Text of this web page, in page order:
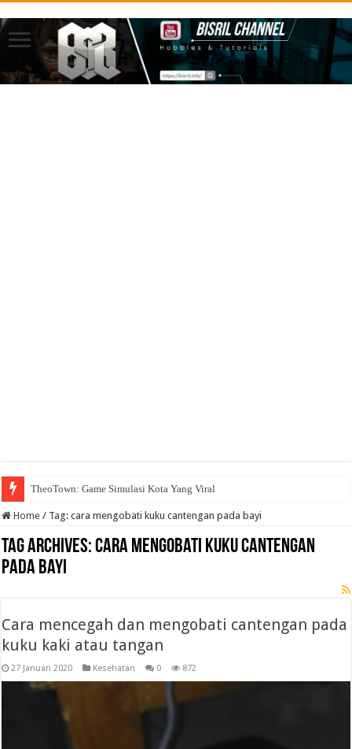
TheoTown: Game Simulasi Kota Yang Viral
Home / Tag:cara mengobati kuku cantengan pada bayi
Tag Archives:cara mengobati kuku cantengan
pada bayi
Cara mencegah dan mengobati cantengan pada
kuku kaki atau tangan
27 Januari 2020 Kesehatan 0 872